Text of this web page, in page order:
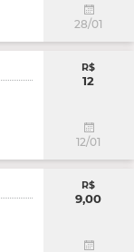
28/01
R$
12
12/01
R$
9,00